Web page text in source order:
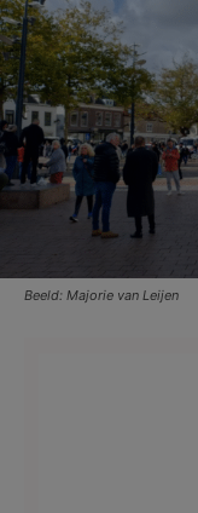
Beeld: Majorie van Leijen